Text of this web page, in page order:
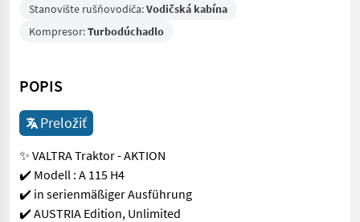
Stanovište rušňovodiča:Vodičská kabína
Kompresor:Turbodúchadlo
POPIS
Preložiť
✨ VALTRA Traktor - AKTION
✔️ Modell : A 115 H4
✔️ in serienmäßiger Ausführung
✔️ AUSTRIA Edition, Unlimited